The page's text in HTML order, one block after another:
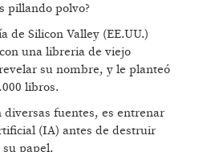
pillando polvo?
de Silicon Valley (EE.UU.)
una libreria de viejo
su nombre, y le planteó
libros.
fuentes, es entrenar
(IA) antes de destruir
papel.